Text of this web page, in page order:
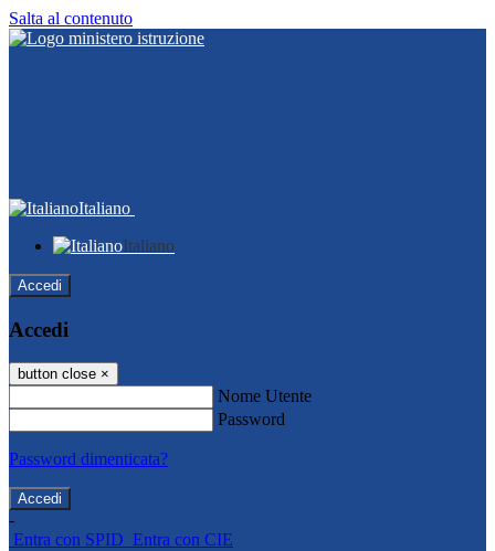
Salta al contenuto
Italiano
Italiano
Accedi
Accedi
button close ×
Nome Utente
Password
Password dimenticata?
-
Entra con SPID Entra con CIE